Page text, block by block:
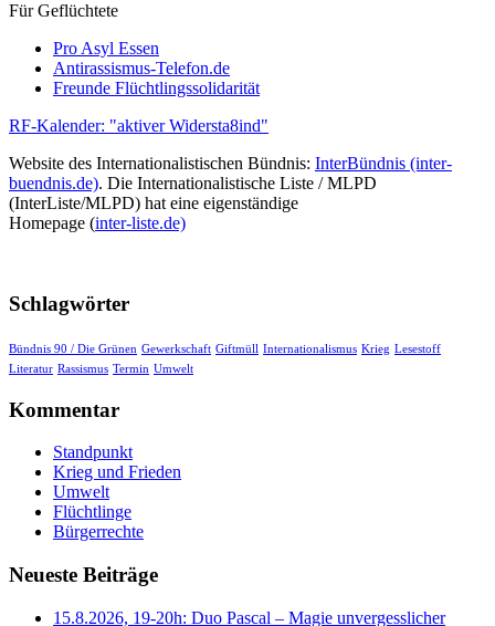
Für Geflüchtete
Pro Asyl Essen
Antirassismus-Telefon.de
Freunde Flüchtlingssolidarität
RF-Kalender: "aktiver Widersta8ind"
Website des Internationalistischen Bündnis: InterBündnis (inter-
buendnis.de). Die Internationalistische Liste / MLPD
(InterListe/MLPD) hat eine eigenständige
Homepage (inter-liste.de)
Schlagwörter
Bündnis 90 / Die Grünen Gewerkschaft Giftmüll Internationalismus Krieg Lesestoff
Literatur Rassismus Termin Umwelt
Kommentar
Standpunkt
Krieg und Frieden
Umwelt
Flüchtlinge
Bürgerrechte
Neueste Beiträge
15.8.2026, 19-20h: Duo Pascal – Magie unvergesslicher